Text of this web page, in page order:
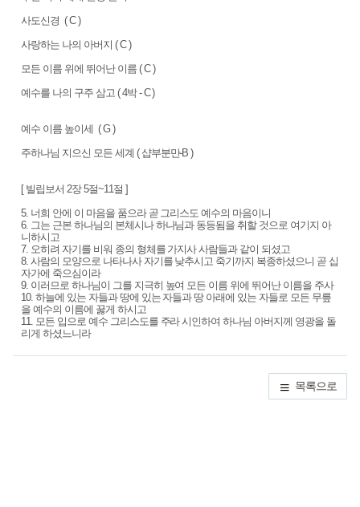
사도신경 ( C )
사랑하는 나의 아버지 ( C )
모든 이름 위에 뛰어난 이름 ( C )
예수를 나의 구주 삼고 ( 4박 - C )
예수 이름 높이세 ( G )
주하나님 지으신 모든 세계 ( 샵부분만-B )
[ 빌립보서 2장 5절~11절 ]
5. 너희 안에 이 마음을 품으라 곧 그리스도 예수의 마음이니
6. 그는 근본 하나님의 본체시나 하나님과 동등됨을 취할 것으로 여기지 아
니하시고
7. 오히려 자기를 비워 종의 형체를 가지사 사람들과 같이 되셨고
8. 사람의 모양으로 나타나사 자기를 낮추시고 죽기까지 복종하셨으니 곧 십
자가에 죽으심이라
9. 이러므로 하나님이 그를 지극히 높여 모든 이름 위에 뛰어난 이름을 주사
10. 하늘에 있는 자들과 땅에 있는 자들과 땅 아래에 있는 자들로 모든 무릎
을 예수의 이름에 꿇게 하시고
11. 모든 입으로 예수 그리스도를 주라 시인하여 하나님 아버지께 영광을 돌
리게 하셨느니라
목록으로